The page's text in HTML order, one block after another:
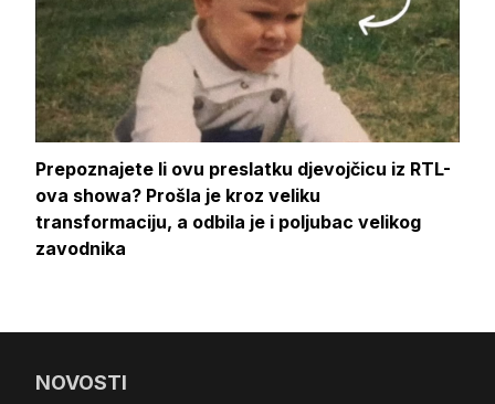
Prepoznajete li ovu preslatku djevojčicu iz RTL-
ova showa? Prošla je kroz veliku
transformaciju, a odbila je i poljubac velikog
zavodnika
NOVOSTI